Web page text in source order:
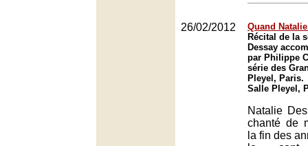
26/02/2012
Quand
Récital de la
Dessay
par Philippe
série des
Pleyel, Paris.
Salle Pleyel,
Natalie
chanté de
la fin des